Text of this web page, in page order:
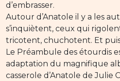
d’embrasser.
Autour d’Anatole il y a les
s’inquiètent, ceux qui
tricotent, chuchotent. Et
Le Préambule des étourdis
adaptation du magnifique
casserole d’Anatole de Julie